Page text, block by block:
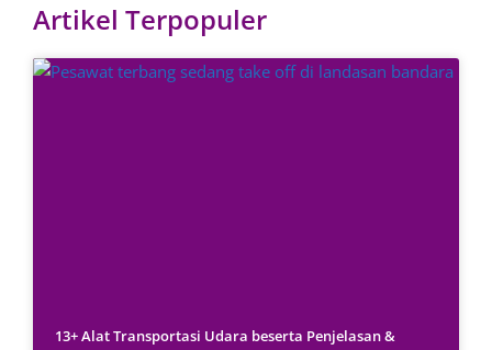
Artikel Terpopuler
13+ Alat Transportasi Udara beserta Penjelasan &